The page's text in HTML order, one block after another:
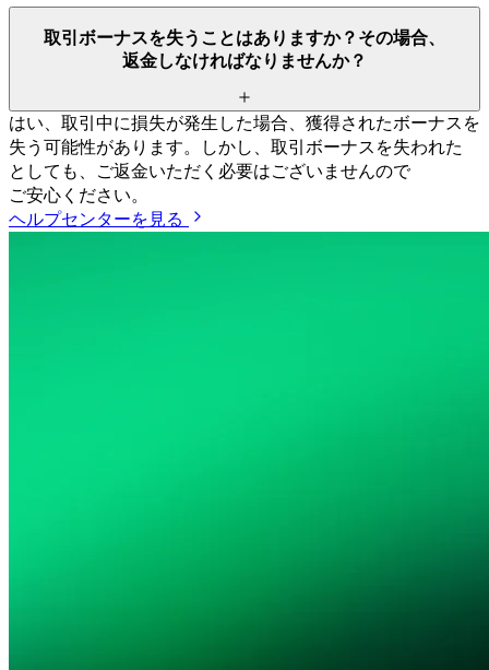
取引ボーナスを失う ことはありますか？ その場合、
返金しなければなりませんか？
はい、 取引中に損失が発生した場合、 獲得されたボーナスを
失う 可能性があります。 しかし、 取引ボーナスを失われた
としても、 ご返金いただく 必要はございませんので
ご安心ください。
ヘルプセンターを見る